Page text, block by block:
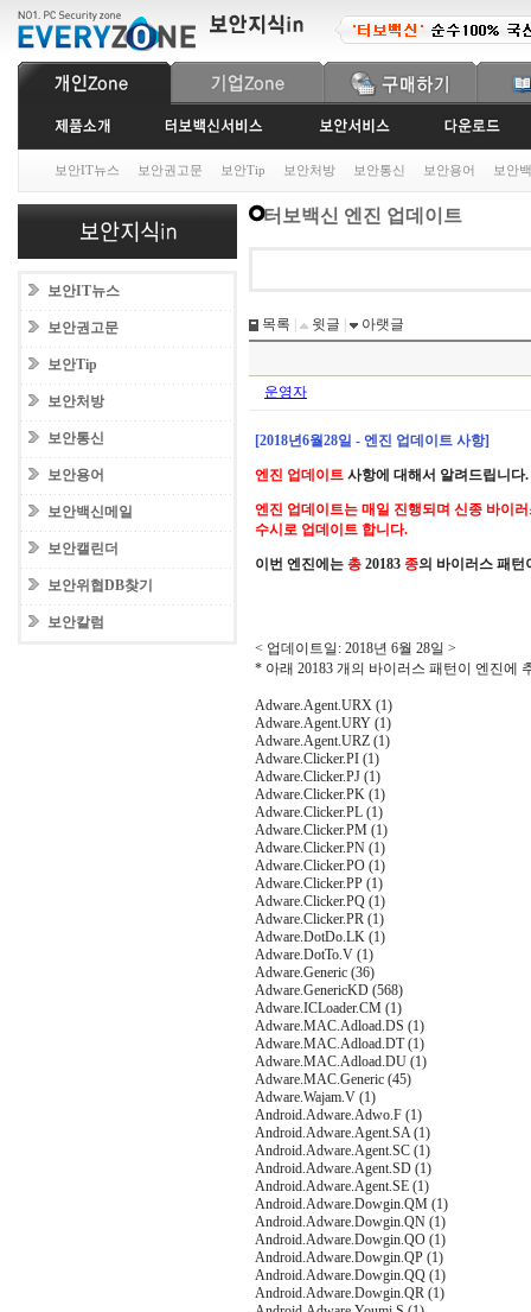
보안IT뉴스 보안권고문 보안Tip 보안처방 보안통신 보안용어 보안
보안IT뉴스
보안권고문
보안Tip
보안처방
보안통신
보안용어
보안백신메일
보안캘린더
보안위협DB찾기
보안칼럼
터보백신 엔진 업데이트
목록 윗글 아랫글
운영자
[2018년6월28일 - 엔진 업데이트 사항]
엔진 업데이트 사항에 대해서 알려드립니다.
엔진 업데이트는 매일 진행되며 신종 바이
수시로 업데이트 합니다.
이번 엔진에는 총 20183 종의 바이러스 패턴
< 업데이트일: 2018년 6월 28일 >
* 아래 20183 개의 바이러스 패턴이 엔진에
Adware.Agent.URX (1)
Adware.Agent.URY (1)
Adware.Agent.URZ (1)
Adware.Clicker.PI (1)
Adware.Clicker.PJ (1)
Adware.Clicker.PK (1)
Adware.Clicker.PL (1)
Adware.Clicker.PM (1)
Adware.Clicker.PN (1)
Adware.Clicker.PO (1)
Adware.Clicker.PP (1)
Adware.Clicker.PQ (1)
Adware.Clicker.PR (1)
Adware.DotDo.LK (1)
Adware.DotTo.V (1)
Adware.Generic (36)
Adware.GenericKD (568)
Adware.ICLoader.CM (1)
Adware.MAC.Adload.DS (1)
Adware.MAC.Adload.DT (1)
Adware.MAC.Adload.DU (1)
Adware.MAC.Generic (45)
Adware.Wajam.V (1)
Android.Adware.Adwo.F (1)
Android.Adware.Agent.SA (1)
Android.Adware.Agent.SC (1)
Android.Adware.Agent.SD (1)
Android.Adware.Agent.SE (1)
Android.Adware.Dowgin.QM (1)
Android.Adware.Dowgin.QN (1)
Android.Adware.Dowgin.QO (1)
Android.Adware.Dowgin.QP (1)
Android.Adware.Dowgin.QQ (1)
Android.Adware.Dowgin.QR (1)